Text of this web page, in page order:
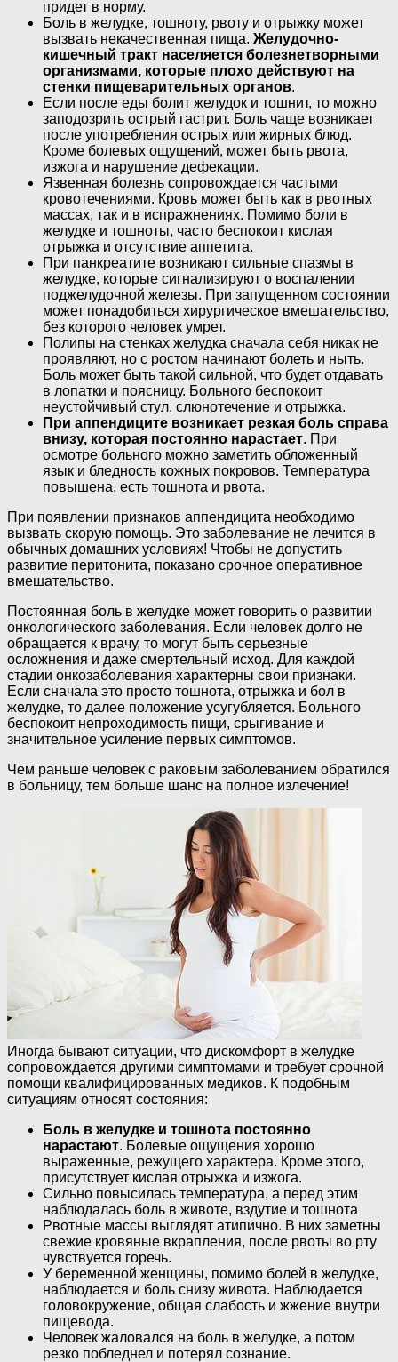
придет в норму.
Боль в желудке, тошноту, рвоту и отрыжку может
вызвать некачественная пища. Желудочно-
кишечный тракт населяется болезнетворными
организмами, которые плохо действуют на
стенки пищеварительных органов.
Если после еды болит желудок и тошнит, то можно
заподозрить острый гастрит. Боль чаще возникает
после употребления острых или жирных блюд.
Кроме болевых ощущений, может быть рвота,
изжога и нарушение дефекации.
Язвенная болезнь сопровождается частыми
кровотечениями. Кровь может быть как в рвотных
массах, так и в испражнениях. Помимо боли в
желудке и тошноты, часто беспокоит кислая
отрыжка и отсутствие аппетита.
При панкреатите возникают сильные спазмы в
желудке, которые сигнализируют о воспалении
поджелудочной железы. При запущенном состоянии
может понадобиться хирургическое вмешательство,
без которого человек умрет.
Полипы на стенках желудка сначала себя никак не
проявляют, но с ростом начинают болеть и ныть.
Боль может быть такой сильной, что будет отдавать
в лопатки и поясницу. Больного беспокоит
неустойчивый стул, слюнотечение и отрыжка.
При аппендиците возникает резкая боль справа
внизу, которая постоянно нарастает. При
осмотре больного можно заметить обложенный
язык и бледность кожных покровов. Температура
повышена, есть тошнота и рвота.
При появлении признаков аппендицита необходимо
вызвать скорую помощь. Это заболевание не лечится в
обычных домашних условиях! Чтобы не допустить
развитие перитонита, показано срочное оперативное
вмешательство.
Постоянная боль в желудке может говорить о развитии
онкологического заболевания. Если человек долго не
обращается к врачу, то могут быть серьезные
осложнения и даже смертельный исход. Для каждой
стадии онкозаболевания характерны свои признаки.
Если сначала это просто тошнота, отрыжка и бол в
желудке, то далее положение усугубляется. Больного
беспокоит непроходимость пищи, срыгивание и
значительное усиление первых симптомов.
Чем раньше человек с раковым заболеванием обратился
в больницу, тем больше шанс на полное излечение!
Иногда бывают ситуации, что дискомфорт в желудке
сопровождается другими симптомами и требует срочной
помощи квалифицированных медиков. К подобным
ситуациям относят состояния:
Боль в желудке и тошнота постоянно
нарастают. Болевые ощущения хорошо
выраженные, режущего характера. Кроме этого,
присутствует кислая отрыжка и изжога.
Сильно повысилась температура, а перед этим
наблюдалась боль в животе, вздутие и тошнота
Рвотные массы выглядят атипично. В них заметны
свежие кровяные вкрапления, после рвоты во рту
чувствуется горечь.
У беременной женщины, помимо болей в желудке,
наблюдается и боль снизу живота. Наблюдается
головокружение, общая слабость и жжение внутри
пищевода.
Человек жаловался на боль в желудке, а потом
резко побледнел и потерял сознание.